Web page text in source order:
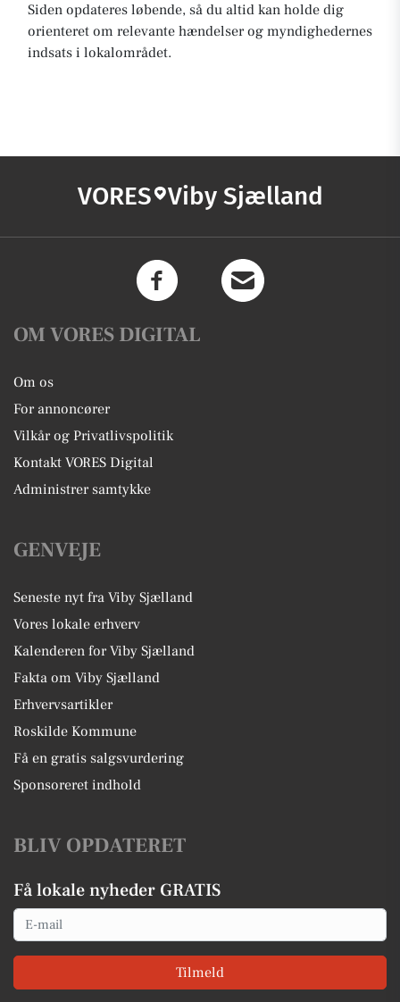
Siden opdateres løbende, så du altid kan holde dig
orienteret om relevante hændelser og myndighedernes
indsats i lokalområdet.
VORES Viby Sjælland
OM VORES DIGITAL
Om os
For annoncører
Vilkår og Privatlivspolitik
Kontakt VORES Digital
Administrer samtykke
GENVEJE
Seneste nyt fra Viby Sjælland
Vores lokale erhverv
Kalenderen for Viby Sjælland
Fakta om Viby Sjælland
Erhvervsartikler
Roskilde Kommune
Få en gratis salgsvurdering
Sponsoreret indhold
BLIV OPDATERET
Få lokale nyheder GRATIS
Email
Tilmeld